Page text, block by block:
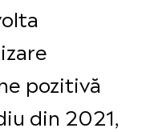
pozitivă
din 2021,